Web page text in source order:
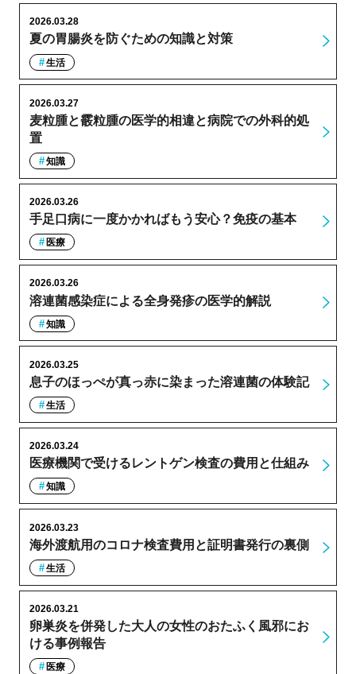
夏の胃腸炎を防ぐための知識と対策
2026.03.28
生活
麦粒腫と霰粒腫の医学的相違と病院での外科的処
置
2026.03.27
知識
手足口病に一度かかればもう安心？免疫の基本
2026.03.26
医療
溶連菌感染症による全身発疹の医学的解説
2026.03.26
知識
息子のほっぺが真っ赤に染まった溶連菌の体験記
2026.03.25
生活
医療機関で受けるレントゲン検査の費用と仕組み
2026.03.24
知識
海外渡航用のコロナ検査費用と証明書発行の裏側
2026.03.23
生活
卵巣炎を併発した大人の女性のおたふく風邪にお
ける事例報告
2026.03.21
医療